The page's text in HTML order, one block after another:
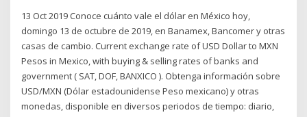
13 Oct 2019 Conoce cuánto vale el dólar en México hoy,
domingo 13 de octubre de 2019, en Banamex, Bancomer y otras
casas de cambio. Current exchange rate of USD Dollar to MXN
Pesos in Mexico, with buying & selling rates of banks and
government ( SAT, DOF, BANXICO ). Obtenga información sobre
USD/MXN (Dólar estadounidense Peso mexicano) y otras
monedas, disponible en diversos periodos de tiempo: diario,